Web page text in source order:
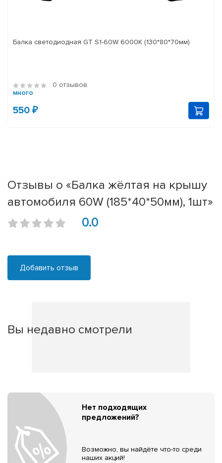
Балка светодиодная GT S1-60W 6000K (130*80*70мм)
0 отзывов
много
550 ₽
Отзывы о «Балка жёлтая на крышу
автомобиля 60W (185*40*50мм), 1шт»
0.0
Добавить отзыв
Вы недавно смотрели
Нет подходящих
предложений?
Возможно, вы найдёте что-то среди
наших акций!